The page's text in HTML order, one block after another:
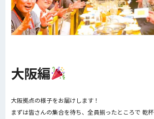
大阪編
大阪拠点の様子をお届けします！
まずは皆さんの集合を待ち、全員揃ったところで 乾杯